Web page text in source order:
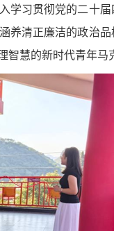
学习贯彻党的二十
养清正廉洁的政治
慧的新时代青年马